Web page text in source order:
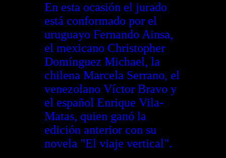
En esta ocasión el jurado
está conformado por el
uruguayo Fernando Ainsa,
el mexicano Christopher
Domínguez Michael, la
chilena Marcela Serrano, el
venezolano Víctor Bravo y
el español Enrique Vila-
Matas, quien ganó la
edición anterior con su
novela "El viaje vertical".